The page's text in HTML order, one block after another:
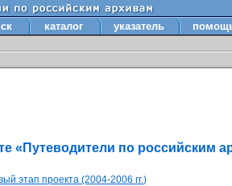
каталог указатель
«Путеводители по российским
этап проекта (2004-2006 гг.)